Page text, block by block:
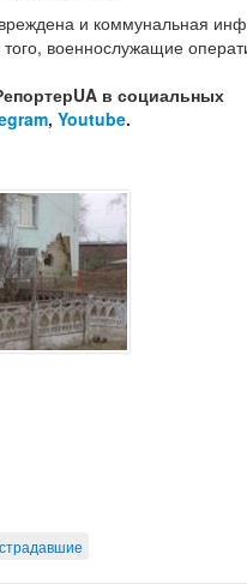
и коммунальная
того, военнослужащие
в социальных
, Youtube.